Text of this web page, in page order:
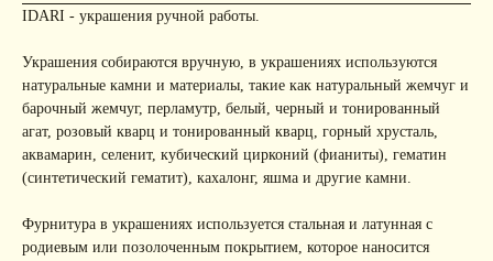
IDARI - украшения ручной работы.
Украшения собираются вручную, в украшениях используются
натуральные камни и материалы, такие как натуральный жемчуг и
барочный жемчуг, перламутр, белый, черный и тонированный
агат, розовый кварц и тонированный кварц, горный хрусталь,
аквамарин, селенит, кубический цирконий (фианиты), гематин
(синтетический гематит), кахалонг, яшма и другие камни.
Фурнитура в украшениях используется стальная и латунная с
родиевым или позолоченным покрытием, которое наносится